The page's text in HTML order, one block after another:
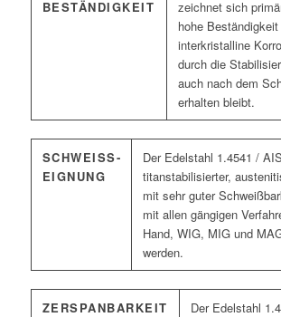
BESTÄNDIGKEIT
zeichnet sich
hohe
interkristalline
durch die
auch nach dem
erhalten bleibt.
SCHWEISS­E
IGNUNG
Der Edelstahl 1.4541 /
titanstabilisierter,
mit sehr guter
mit allen gängigen
Hand, WIG, MIG und
werden.
ZERSPANBARKEIT
Der Edelstahl